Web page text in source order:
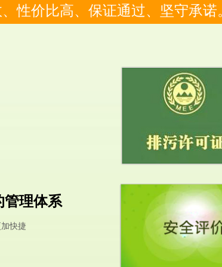
性价比高、保证通过、坚守承诺
管理体系
快捷